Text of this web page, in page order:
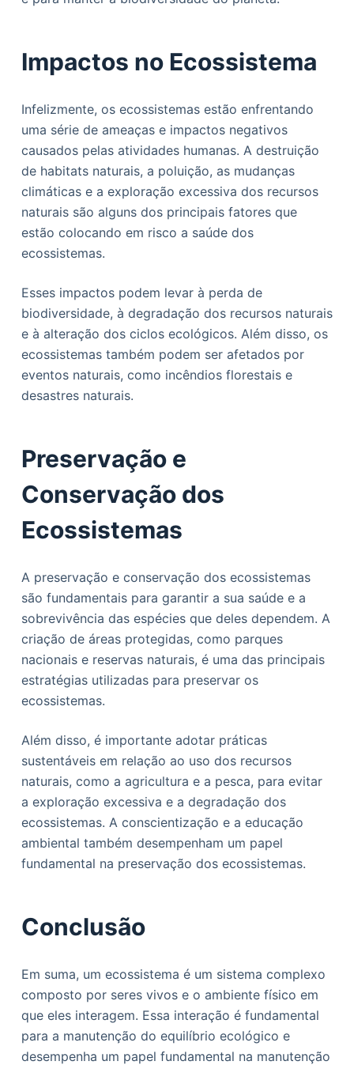
Impactos no Ecossistema
Infelizmente, os ecossistemas estão enfrentando
uma série de ameaças e impactos negativos
causados pelas atividades humanas. A destruição
de habitats naturais, a poluição, as mudanças
climáticas e a exploração excessiva dos recursos
naturais são alguns dos principais fatores que
estão colocando em risco a saúde dos
ecossistemas.
Esses impactos podem levar à perda de
biodiversidade, à degradação dos recursos naturais
e à alteração dos ciclos ecológicos. Além disso, os
ecossistemas também podem ser afetados por
eventos naturais, como incêndios florestais e
desastres naturais.
Preservação e
Conservação dos
Ecossistemas
A preservação e conservação dos ecossistemas
são fundamentais para garantir a sua saúde e a
sobrevivência das espécies que deles dependem. A
criação de áreas protegidas, como parques
nacionais e reservas naturais, é uma das principais
estratégias utilizadas para preservar os
ecossistemas.
Além disso, é importante adotar práticas
sustentáveis em relação ao uso dos recursos
naturais, como a agricultura e a pesca, para evitar
a exploração excessiva e a degradação dos
ecossistemas. A conscientização e a educação
ambiental também desempenham um papel
fundamental na preservação dos ecossistemas.
Conclusão
Em suma, um ecossistema é um sistema complexo
composto por seres vivos e o ambiente físico em
que eles interagem. Essa interação é fundamental
para a manutenção do equilíbrio ecológico e
desempenha um papel fundamental na manutenção